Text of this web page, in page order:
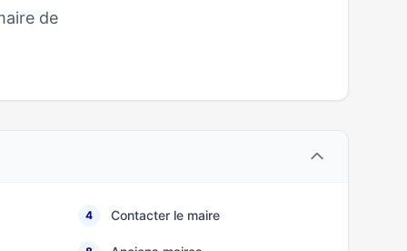
de
4 Contacter le maire